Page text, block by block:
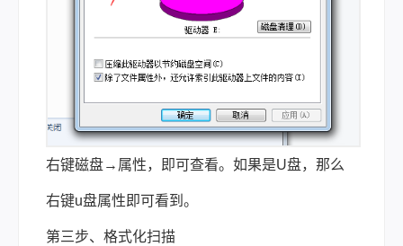
右键磁盘→属性，即可查看。如果是U盘，那么
右键u盘属性即可看到。
第三步、格式化扫描